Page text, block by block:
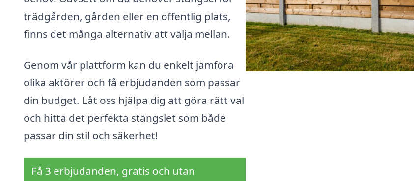
trädgården, gården eller en offentlig plats,
finns det många alternativ att välja mellan.
Genom vår plattform kan du enkelt jämföra
olika aktörer och få erbjudanden som passar
din budget. Låt oss hjälpa dig att göra rätt val
och hitta det perfekta stängslet som både
passar din stil och säkerhet!
Få 3 erbjudanden, gratis och utan